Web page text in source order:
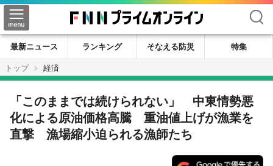
検索
最新ニュース ランキング そなえる防災
特集
トップ
経済
「このままでは続けられない」 中東情勢悪
化による原油価格高騰 重油値上げが漁業を
直撃 漁場縮小迫られる漁師たち